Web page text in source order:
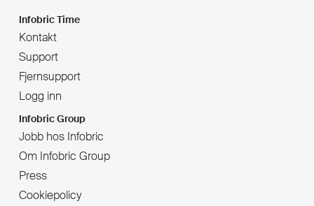
Infobric Time
Kontakt
Support
Fjernsupport
Logg inn
Infobric Group
Jobb hos Infobric
Om Infobric Group
Press
Cookiepolicy